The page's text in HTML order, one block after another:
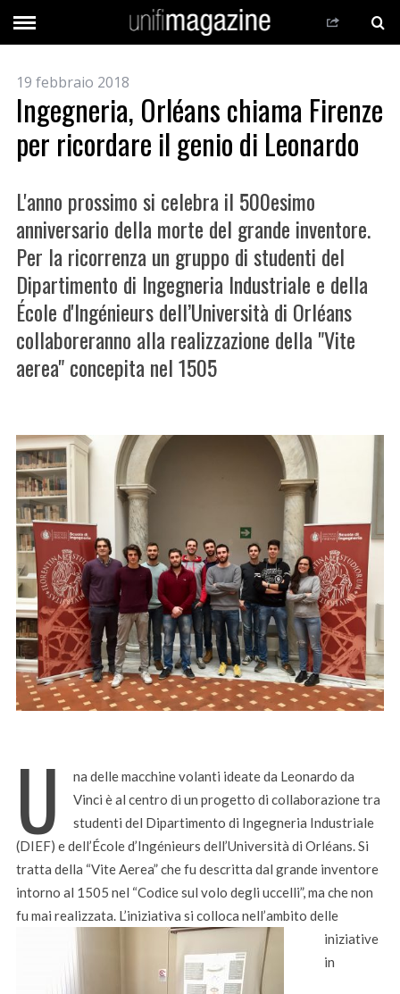
19 febbraio 2018
Ingegneria, Orléans chiama Firenze
per ricordare il genio di Leonardo
L'anno prossimo si celebra il 500esimo
anniversario della morte del grande inventore.
Per la ricorrenza un gruppo di studenti del
Dipartimento di Ingegneria Industriale e della
École d'Ingénieurs dell’Università di Orléans
collaboreranno alla realizzazione della "Vite
aerea" concepita nel 1505
U
na delle macchine volanti ideate da Leonardo da
Vinci è al centro di un progetto di collaborazione tra
studenti del Dipartimento di Ingegneria Industriale
(DIEF) e dell’École d’Ingénieurs dell’Università di Orléans. Si
tratta della “Vite Aerea” che fu descritta dal grande inventore
intorno al 1505 nel “Codice sul volo degli uccelli”, ma che non
fu mai realizzata. L’iniziativa si colloca nell’ambito delle
iniziative
in